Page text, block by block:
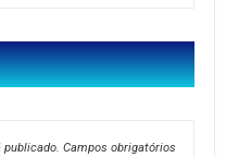
publicado. Campos obrigatórios